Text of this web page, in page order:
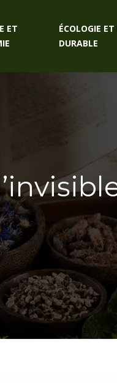
ET
ÉCOLOGIE
DURABLE